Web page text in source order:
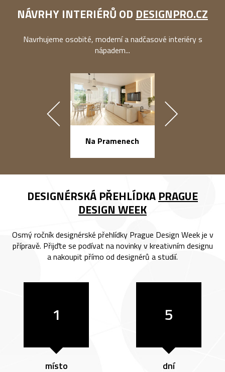
NÁVRHY INTERIÉRŮ OD DESIGNPRO.CZ
Navrhujeme osobité, moderní a nadčasové interiéry s
nápadem...
Na Pramenech
DESIGNÉRSKÁ PŘEHLÍDKA PRAGUE
DESIGN WEEK
Osmý ročník designérské přehlídky Prague Design Week je v
přípravě. Přijďte se podívat na novinky v kreativním designu
a nakoupit přímo od designérů a studií.
1
místo
5
dní